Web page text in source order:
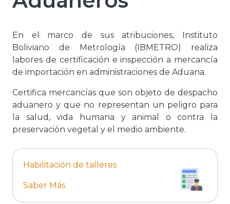
En el marco de sus atribuciones, Instituto
Boliviano de Metrología (IBMETRO) realiza
labores de certificación e inspección a mercancía
de importación en administraciones de Aduana.
Certifica mercancías que son objeto de despacho
aduanero y que no representan un peligro para
la salud, vida humana y animal o contra la
preservación vegetal y el medio ambiente.
Habilitación de talleres
Saber Más